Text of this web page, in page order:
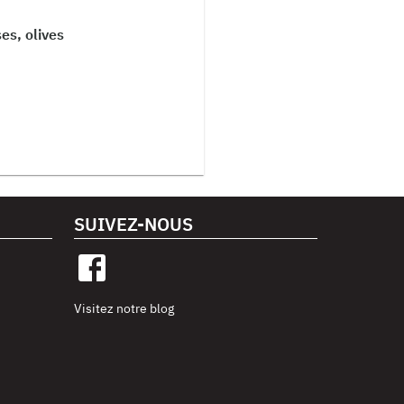
olives
SUIVEZ-NOUS
Visitez notre blog